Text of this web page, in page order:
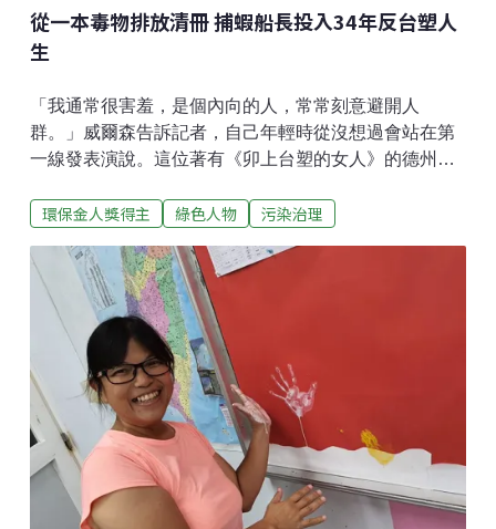
從一本毒物排放清冊 捕蝦船長投入34年反台塑人
生
「我通常很害羞，是個內向的人，常常刻意避開人
群。」威爾森告訴記者，自己年輕時從沒想過會站在第
一線發表演說。這位著有《卯上台塑的女人》的德州船
布開戰的第一天，他搭了18個小時飛機首次來台灣，開
正忙著把捕獲的魚蝦挖進冰桶，他的漁民朋友走進漁
屋，扔了一份德州地方報在桌上，要他瞧瞧。那是美國
環保署第一次公開《有害物質排放清冊》（Toxics
Release Inventory）。媒體報導指出，當時德州的有害
物質排放居全美之冠，威爾森所處的德州卡杭郡人口僅1
萬5000名，卻排出了全德州54%的土壤污染物。德州擁
有美國最多化工廠，石化業產能佔全美42%。陶氏化
學、美國鋁業等公司長期在墨西哥灣排放，1980年代的
卡杭漁民對污染已見怪不怪，「但是第一名讓我大吃一
驚」，即便事情已經過了34多年，威爾森向
環保金人獎得主 綠色人物 污染治理